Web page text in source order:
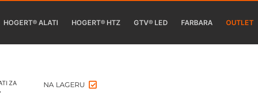
HOGERT® ALATI HOGERT® HTZ GTV® LED FARBARA OUTLET
ZA
NA LAGERU